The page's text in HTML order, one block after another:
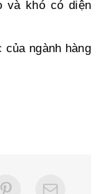
và khó có diện
ngành hàng